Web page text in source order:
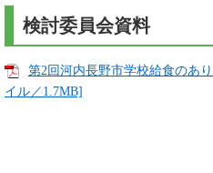
検討委員会資料
第2回河内長野市学校給食のあ
イル／1.7MB]